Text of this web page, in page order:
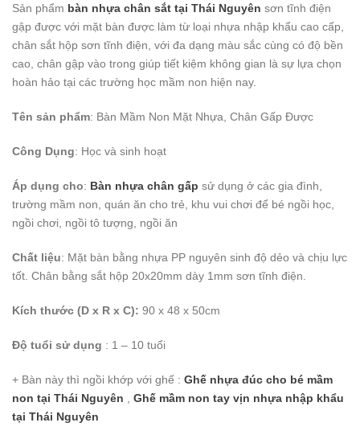
Sản phẩm bàn nhựa chân sắt tại Thái Nguyên sơn tĩnh điện
gập được với mặt bàn được làm từ loại nhựa nhập khẩu cao cấp,
chân sắt hộp sơn tĩnh điện, với đa dạng màu sắc cùng có độ bền
cao, chân gập vào trong giúp tiết kiệm không gian là sự lựa chọn
hoàn hảo tại các trường học mầm non hiện nay.
Tên sản phẩm: Bàn Mầm Non Mặt Nhựa, Chân Gấp Được
Công Dụng: Học và sinh hoạt
Áp dụng cho: Bàn nhựa chân gấp sử dụng ở các gia đình,
trường mầm non, quán ăn cho trẻ, khu vui chơi để bé ngồi học,
ngồi chơi, ngồi tô tượng, ngồi ăn
Chất liệu: Mặt bàn bằng nhựa PP nguyên sinh độ dẻo và chịu lực
tốt. Chân bằng sắt hộp 20x20mm dày 1mm sơn tĩnh điện.
Kích thước (D x R x C): 90 x 48 x 50cm
Độ tuổi sử dụng : 1 – 10 tuổi
+ Bàn này thì ngồi khớp với ghế : Ghế nhựa đúc cho bé mầm
non tại Thái Nguyên
Ghế mầm non tay vịn nhựa nhập khẩu
tại Thái Nguyên